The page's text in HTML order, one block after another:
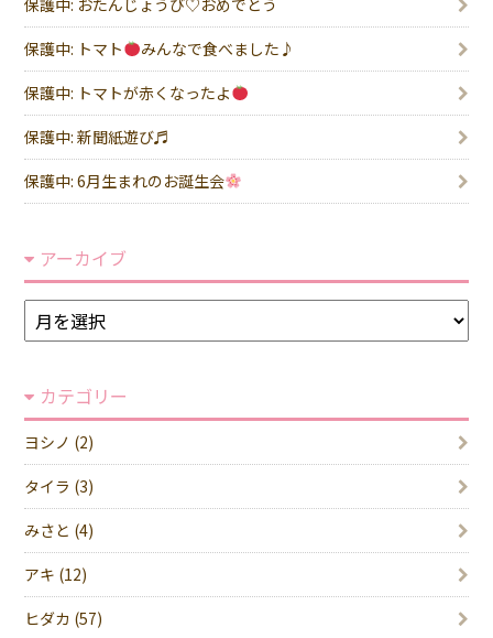
保護中: トマト
みんなで食べました♪
保護中: トマトが赤くなったよ
保護中: 新聞紙遊び♬
保護中: 6月生まれのお誕生会
アーカイブ
ア
ー
イ
ブ
カテゴリー
ヨシノ (2)
タイラ (3)
みさと (4)
アキ (12)
ヒダカ (57)